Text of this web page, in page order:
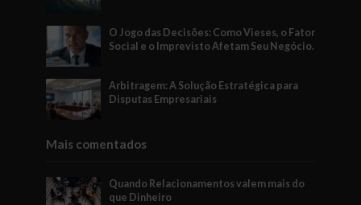
O Jogo das Decisões: Como Vieses, o Fator
Social e o Imprevisto Afetam Seu Negócio.
Arbitragem: A Solução Estratégica para
Disputas Empresariais
Mais comentados
Quando Relacionamentos valem mais do
que Dinheiro